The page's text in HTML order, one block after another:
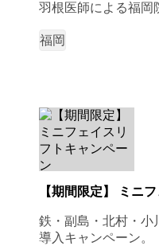
羽根医師による福岡
福岡
【期間限定】 ミニ
鉄・副島・北村・小
導入キャンペーン。